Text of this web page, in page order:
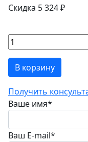
Скидка 5 324 ₽
В корзину
Получить
Ваше имя*
Ваш E-mail*